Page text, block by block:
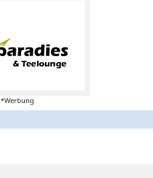
*Werbung